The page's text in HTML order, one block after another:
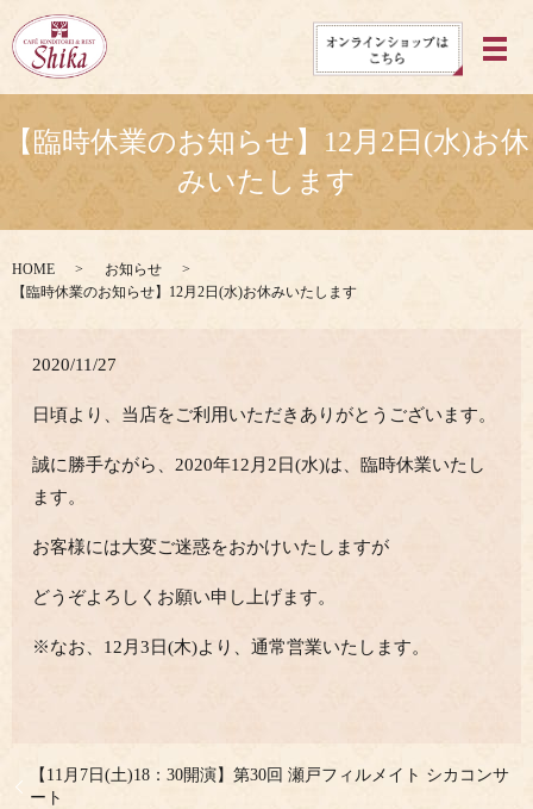
メ
【臨時休業のお知らせ】12月2日(水)お休
みいたします
HOME
お知らせ
【臨時休業のお知らせ】12月2日(水)お休みいたします
2020/11/27
日頃より、当店をご利用いただきありがとうございます。
誠に勝手ながら、2020年12月2日(水)は、臨時休業いたし
ます。
お客様には大変ご迷惑をおかけいたしますが
どうぞよろしくお願い申し上げます。
※なお、12月3日(木)より、通常営業いたします。
【11月7日(土)18：30開演】第30回 瀬戸フィルメイト シカコンサ
ート